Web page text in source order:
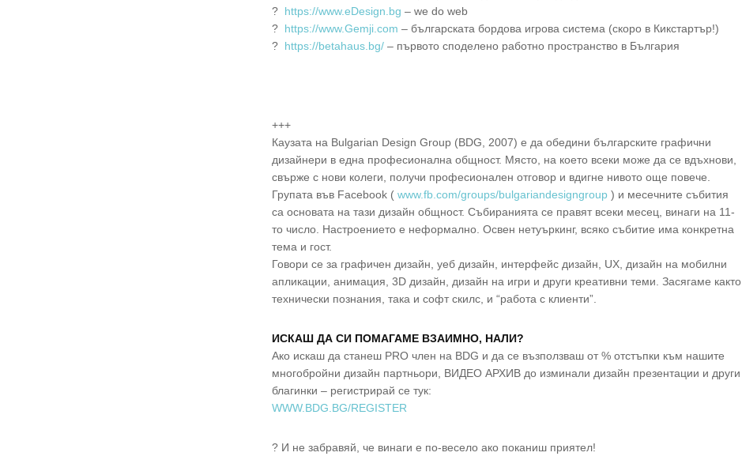
? https://www.eDesign.bg – we do web
? https://www.Gemji.com – българската бордова игрова система (скоро в Кикстартър!)
? https://betahaus.bg/ – първото споделено работно пространство в България
+++
Каузата на Bulgarian Design Group (BDG, 2007) е да обедини българските графични
дизайнери в една професионална общност. Място, на което всеки може да се вдъхнови,
свърже с нови колеги, получи професионален отговор и вдигне нивото още повече.
Групата във Facebook (www.fb.com/groups/bulgariandesigngroup ) и месечните събития
са основaта на тази дизайн общност. Събиранията се правят всеки месец, винаги на 11-
то число. Настроението е неформално. Освен нетуъркинг, всяко събитие има конкретна
тема и гост.
Говори се за графичен дизайн, уеб дизайн, интерфейс дизайн, UX, дизайн на мобилни
апликации, анимация, 3D дизайн, дизайн на игри и други креативни теми. Засягаме както
технически познания, така и софт скилс, и “работа с клиенти”.
ИСКАШ ДА СИ ПОМАГАМЕ ВЗАИМНО, НАЛИ?
Ако искаш да станеш PRO член на BDG и да се възползваш от % отстъпки към нашите
многобройни дизайн партньори, ВИДЕО АРХИВ до изминали дизайн презентации и други
благинки – регистрирай се тук:
WWW.BDG.BG/REGISTER
? И не забравяй, че винаги е по-весело ако поканиш приятел!